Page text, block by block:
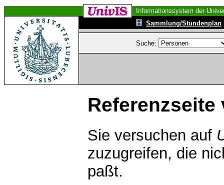
Informationssystem der
Sammlung/Stundenplan
Suche:
Referenzseite
Sie versuchen auf
zuzugreifen, die
paßt.